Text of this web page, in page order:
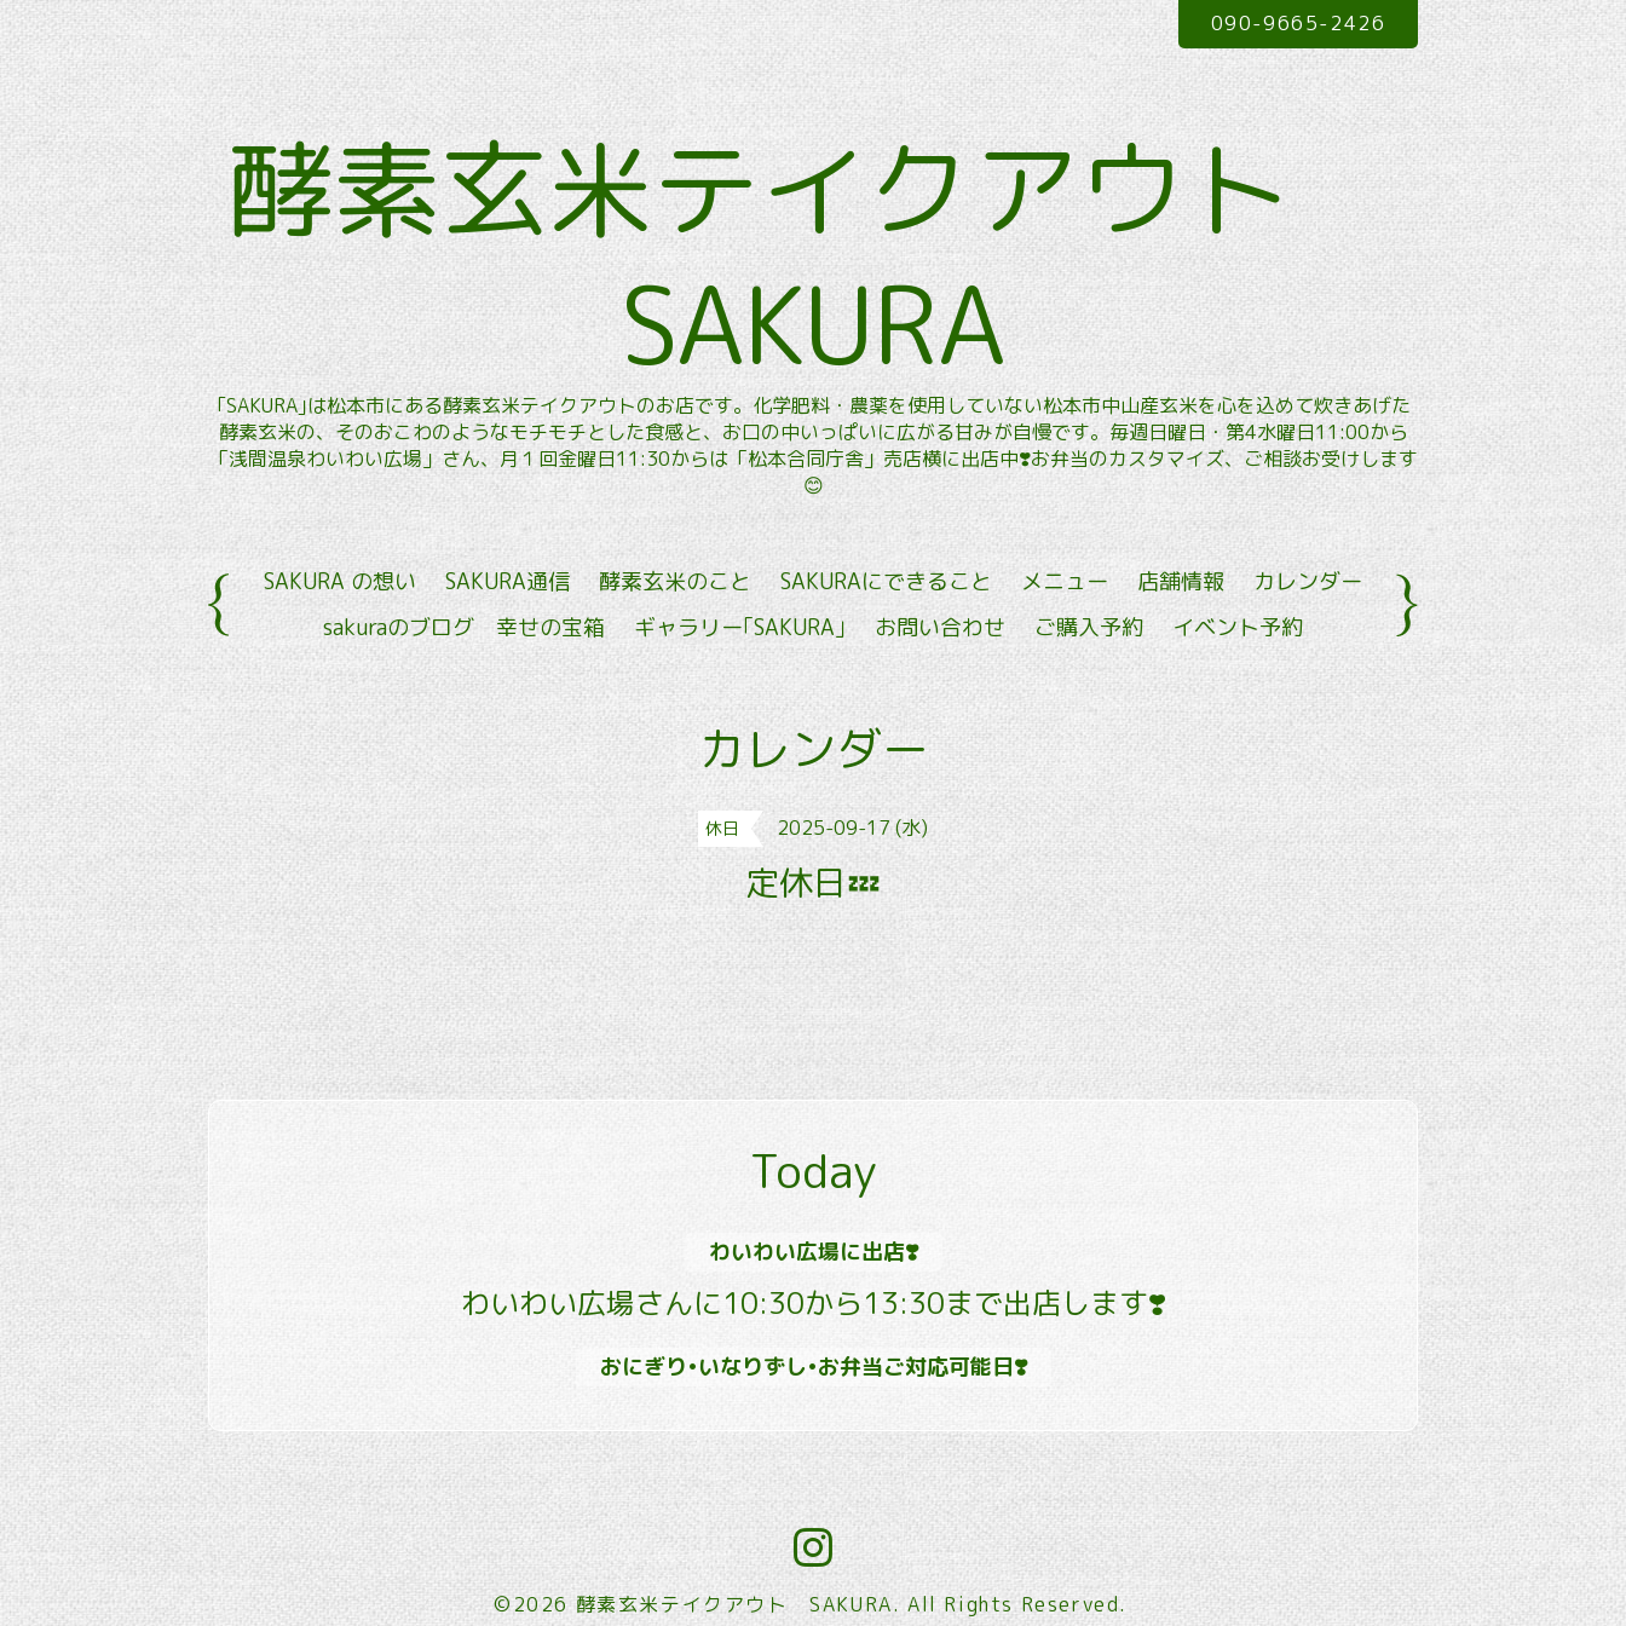
酵素玄米テイクアウト
SAKURA
｢SAKURA｣は松本市にある酵素玄米テイクアウトのお店です。化学肥料・農薬を使用していない松本市中山産玄米を心を込めて炊きあげた
酵素玄米の、そのおこわのようなモチモチとした食感と、お口の中いっぱいに広がる甘みが自慢です。毎週日曜日・第4水曜日11:00から
「浅間温泉わいわい広場」さん、月１回金曜日11:30からは「松本合同庁舎」売店横に出店中❣️お弁当のカスタマイズ、ご相談お受けします
😊
090-9665-2426
SAKURA の想い SAKURA通信 酵素玄米のこと SAKURAにできること メニュー 店舗情報
カレンダー
sakuraのブログ 幸せの宝箱
ギャラリー｢SAKURA｣ お問い合わせ ご購入予約 イベント予約
カレンダー
休日 2025-09-17 (水)
定休日💤
Today
わいわい広場に出店❣️
わいわい広場さんに10:30から13:30まで出店します❣️
おにぎり•いなりずし•お弁当ご対応可能日❣️
©2026 酵素玄米テイクアウト SAKURA. All Rights Reserved.